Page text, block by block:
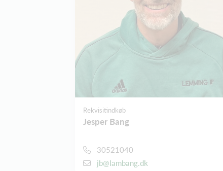
Rekvisitindkøb
Jesper Bang
30521040
jb@lambang.dk